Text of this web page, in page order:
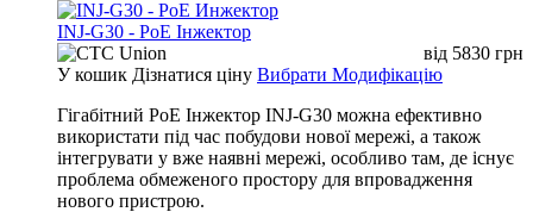
INJ-G30 - PoE Інжектор
від 5830 грн
У кошик Дізнатися ціну Вибрати Модифікацію
Гігабітний PoE Інжектор INJ-G30 можна ефективно
використати під час побудови нової мережі, а також
інтегрувати у вже наявні мережі, особливо там, де існує
проблема обмеженого простору для впровадження
нового пристрою.